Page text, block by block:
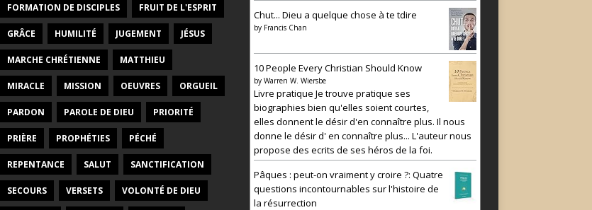
FORMATION DE DISCIPLES FRUIT DE L'ESPRIT
GRÂCE HUMILITÉ JUGEMENT JÉSUS
MARCHE CHRÉTIENNE MATTHIEU
MIRACLE MISSION OEUVRES ORGUEIL
PARDON PAROLE DE DIEU PRIORITÉ
PRIÈRE PROPHÉTIES PÉCHÉ
REPENTANCE SALUT SANCTIFICATION
SECOURS VERSETS VOLONTÉ DE DIEU
Chut... Dieu a quelque chose à te tdire
by Francis Chan
10 People Every Christian Should Know
by Warren W. Wiersbe
Livre pratique Je trouve pratique ses
biographies bien qu'elles soient courtes,
elles donnent le désir d'en connaître plus. Il nous
donne le désir d' en connaître plus... L'auteur nous
propose des ecrits de ses héros de la foi.
Pâques : peut-on vraiment y croire ?: Quatre
questions incontournables sur l'histoire de
la résurrection